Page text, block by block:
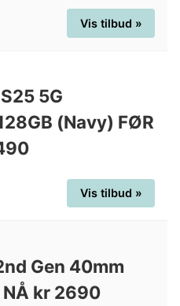
Vis tilbud »
5G
(Navy) FØR
Vis tilbud »
Gen 40mm
NÅ kr 2690